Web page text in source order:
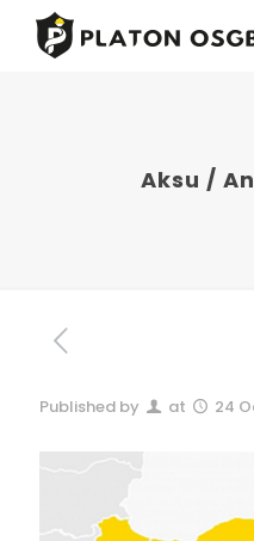
Aksu /
Published by at 24